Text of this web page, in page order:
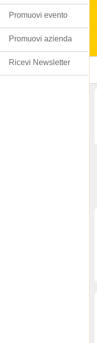
Promuovi evento
Promuovi azienda
Ricevi Newsletter